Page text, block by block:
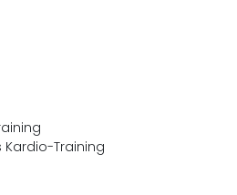
Training